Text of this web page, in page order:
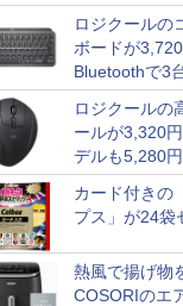
引
ロジクールの
ボードが3,720
Bluetoothで3
ロジクールの
ールが3,320
デルも5,280
カード付きの
プス」が24袋
熱風で揚げ物
COSORIのエ